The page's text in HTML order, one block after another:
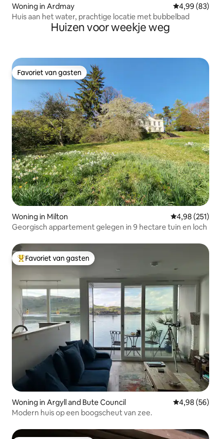
Woning in Ardmay Gemiddelde
4,99 (83)
Huis aan het water, prachtige locatie met bubbelbad
Huizen voor weekje weg
Favoriet van gasten
Favoriet van gasten
Woning in Milton Gemiddelde
4,98 (251)
Georgisch appartement gelegen in 9 hectare tuin en loch
Topfavoriet van gasten
Favoriet van gasten
Woning in Argyll and Bute Council Gemiddelde
4,98 (56)
Modern huis op een boogscheut van zee.